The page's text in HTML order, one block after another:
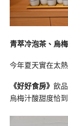
青萃冷泡茶、烏
今年夏天實在太
《好好食房》 飲
烏梅汁酸甜度恰